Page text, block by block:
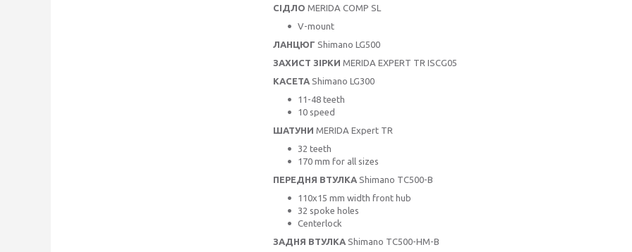
СІДЛО MERIDA COMP SL
V-mount
ЛАНЦЮГ Shimano LG500
ЗАХИСТ ЗІРКИ MERIDA EXPERT TR ISCG05
КАСЕТА Shimano LG300
11-48 teeth
10 speed
ШАТУНИ MERIDA Expert TR
32 teeth
170 mm for all sizes
ПЕРЕДНЯ ВТУЛКА Shimano TC500-B
110x15 mm width front hub
32 spoke holes
Centerlock
ЗАДНЯ ВТУЛКА Shimano TC500-HM-B